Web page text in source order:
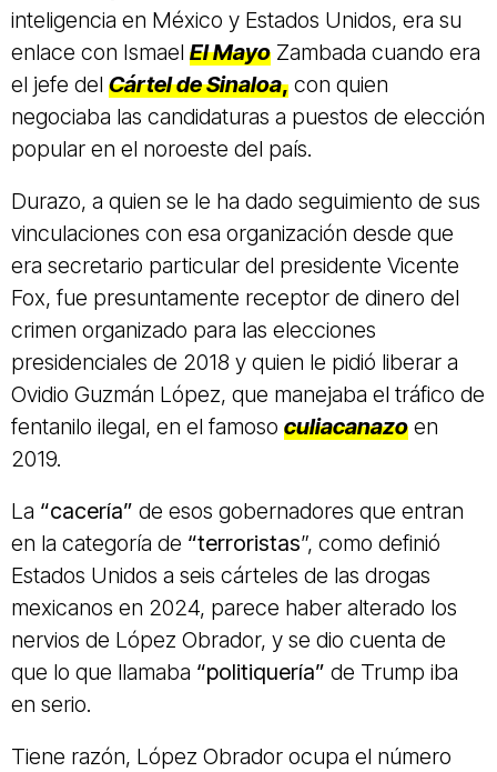
inteligencia en México y Estados Unidos, era su
enlace con Ismael El Mayo Zambada cuando era
el jefe del Cártel de Sinaloa, con quien
negociaba las candidaturas a puestos de elección
popular en el noroeste del país.
Durazo, a quien se le ha dado seguimiento de sus
vinculaciones con esa organización desde que
era secretario particular del presidente Vicente
Fox, fue presuntamente receptor de dinero del
crimen organizado para las elecciones
presidenciales de 2018 y quien le pidió liberar a
Ovidio Guzmán López, que manejaba el tráfico de
fentanilo ilegal, en el famoso culiacanazo en
2019.
La “cacería” de esos gobernadores que entran
en la categoría de “terroristas”, como definió
Estados Unidos a seis cárteles de las drogas
mexicanos en 2024, parece haber alterado los
nervios de López Obrador, y se dio cuenta de
que lo que llamaba “politiquería” de Trump iba
en serio.
Tiene razón, López Obrador ocupa el número